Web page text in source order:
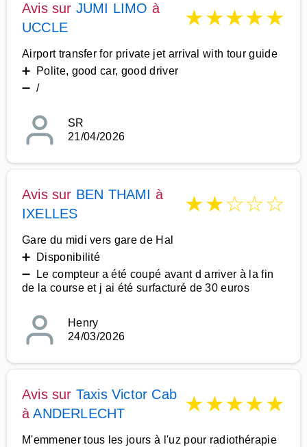
Avis sur JUMI LIMO à
UCCLE
★★★★★
Airport transfer for private jet arrival with tour guide
➕ Polite, good car, good driver
➖ /
SR
21/04/2026
Avis sur BEN THAMI à
IXELLES
★★☆☆☆
Gare du midi vers gare de Hal
➕ Disponibilité
➖ Le compteur a été coupé avant d arriver à la fin
de la course et j ai été surfacturé de 30 euros
Henry
24/03/2026
Avis sur Taxis Victor Cab
àANDERLECHT ★★★★★
M'emmener tous les jours à l'uz pour radiothérapie